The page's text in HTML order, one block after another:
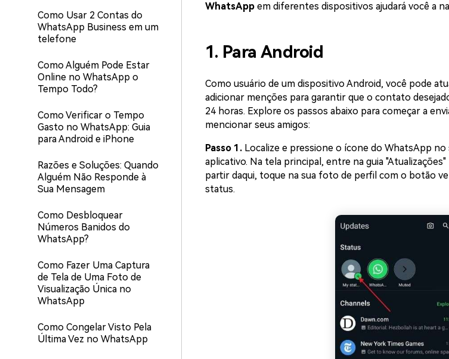
Como Usar 2 Contas do
WhatsApp Business em um
telefone
Como Alguém Pode Estar
Online no WhatsApp o
Tempo Todo?
Como Verificar o Tempo
Gasto no WhatsApp: Guia
para Android e iPhone
Razões e Soluções: Quando
Alguém Não Responde à
Sua Mensagem
Como Desbloquear
Números Banidos do
WhatsApp?
Como Fazer Uma Captura
de Tela de Uma Foto de
Visualização Única no
WhatsApp
Como Congelar Visto Pela
Última Vez no WhatsApp
WhatsAppem diferentes dispositivos ajudará você a
1. Para Android
Como usuário de um dispositivo Android, você pode
adicionar menções para garantir que o contato
24 horas. Explore os passos abaixo para começar a
mencionar seus amigos:
Passo 1. Localize e pressione o ícone do WhatsApp
aplicativo. Na tela principal, entre na guia
partir daqui, toque na sua foto de perfil com o botão
status.